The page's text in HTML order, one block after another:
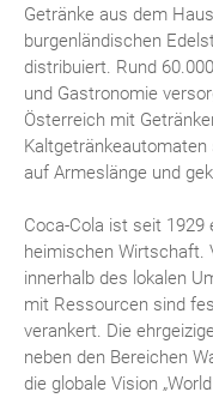
Getränke aus dem
burgenländischen
distribuiert. Rund
und Gastronomie
Österreich mit
auf Armeslänge und
Coca-Cola ist seit
heimischen Wirtschaft.
innerhalb des lokalen
mit Ressourcen sind
verankert. Die
neben den Bereichen
die globale Vision